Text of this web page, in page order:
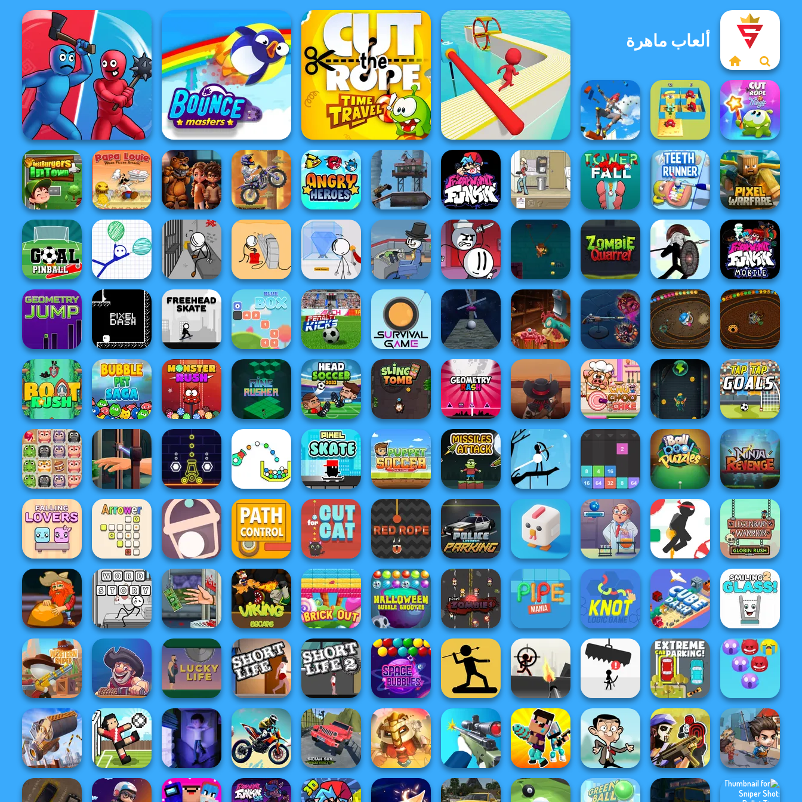
ألعاب ماهرة
Fun Race 3D
Cut The Rope: Time
Travel
Bouncemasters
Who Dies Last
Cut The Rope
Magic
Alphabet Lore
Maze
Only Up 3D
Parkour Go
Ascend
Minecraft Pixel
Warfare
Teeth Runner
Tower Fall
The Waitress
Friday Night
Funkin'
Post Apocalyptic
Truck Trial
Angry Heroes
X Trial Racing
Mountain
Advent...
FNAF Horror At
Home
Papa Louie:
When Pizzas
Attack
Best Burgers In
Town
Friday Night
Funkin': Foned
In...
Stick War
Zombie Quarrel
The Lasso of
Fortune
Henry Stickmin
Fleeing The
Com...
Henry Stickmin
Infiltrating Th...
Henry Stickmin
Stealing The Di...
Henry Stickmin
Breaking The
Ba...
Henry Stickmin
Escaping The
Pr...
Ragdoll Rise Up
Goal Pinball
Halloween Chain
The Sorcerer
Ghost
Exterminator
Headless
Zombie Chicken
Roller Baller
Survival Game
Penalty Kicks
Blue Box
Freehead Skate
Pixel Dash
Geometry Jump
Tap Tap Goals
Slingshot
Vampire
Chu Choo Cake
Cowboy Saloon
Defence
Geometry Rash
Sling Tomb
Head Soccer
2022
Mine Rusher
Monster Rush
Bubble Pet Saga
Boat Rush
Ninja Revenge
One Ball Pool
Puzzle
Drop The
Number
Halloween Archer
Missiles Attack
Puppet Soccer
Challenge
Pixel Skate
Cannon Strike
Neon War
Hand Me The
Goods
Crush Masters
Zoo Fun
Legendary
Warrior Globin
Rush
Stickjet
Challenge
Chemistry Set
Balance
Crossy Chicken
Police Urban
Parking
Red Rope
Cut For Cat
Path Control
Bucket Ball
Arrower
Falling Lovers
Smiling Glass 2
Cube Dash
Knot Logic
Pipe Mania
Pixel Zombies
Halloween
Bubble Shooter
Brick Out
Viking Escape
Handless
Millionaire
Word Story
Gold Miner Jack
Emoji Bubble
Shooter
Extreme Car
Parking
Avoid Dying
Stickman War
The Spear
Stickman
Space Bubbles
Short Life 2
Short Life
Lucky Life
Pirate Treasure
Hook
Western Sniper